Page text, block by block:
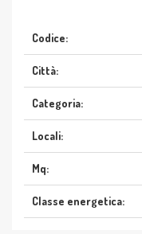
Codice:
Città:
Categoria:
Locali:
Mq:
Classe energetica: